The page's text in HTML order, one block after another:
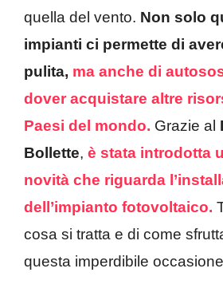
quella del vento. Non solo
impianti ci permette di
pulita, ma anche di
dover acquistare altre
Paesi del mondo. Grazie al
Bollette, è stata introdotta
novità che riguarda
dell’impianto fotovoltaico.
cosa si tratta e di come
questa imperdibile